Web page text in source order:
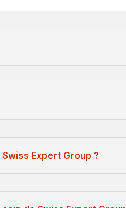
Expert Group ?